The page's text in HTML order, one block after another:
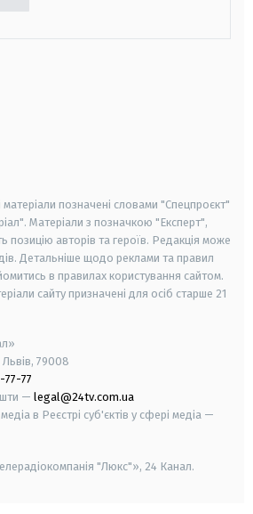
матеріали позначені словами "Спецпроєкт"
Матеріали з позначкою "Експерт",
позицію авторів та героїв. Редакція може
Детальніше щодо реклами та правил
в правилах користування сайтом.
сайту призначені для осіб старше 21
79008
77
— legal@24tv.com.ua
в Реєстрі суб'єктів у сфері медіа —
"Люкс"», 24 Канал.